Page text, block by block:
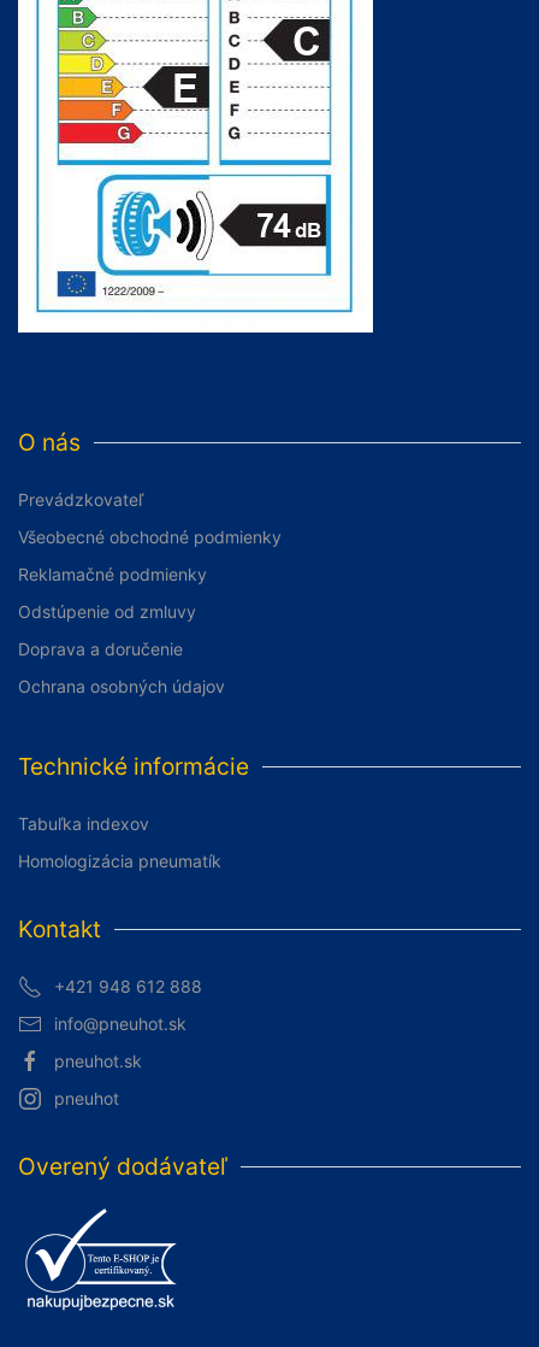
O nás
Prevádzkovateľ
Všeobecné obchodné podmienky
Reklamačné podmienky
Odstúpenie od zmluvy
Doprava a doručenie
Ochrana osobných údajov
Technické informácie
Tabuľka indexov
Homologizácia pneumatík
Kontakt
+421 948 612 888
info@pneuhot.sk
pneuhot.sk
pneuhot
Overený dodávateľ